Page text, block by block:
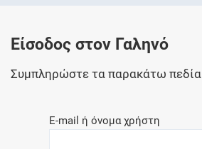
και
Είσοδος στον Γαληνό
Συμπληρώστε τα παρακάτω πεδία
E-mail ή όνομα χρήστη